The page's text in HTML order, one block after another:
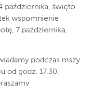
października, święto
wspomnienie
7 października,
podczas mszy
od godz. 17.30.